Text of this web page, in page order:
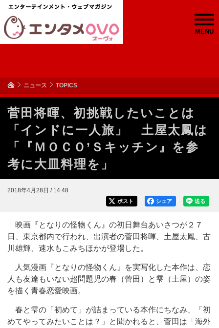
MENU
ニュース TOPICS
菅田将暉、初挑戦したいことは
「インドに一人旅」 土屋太鳳は
「『ＭＯＣＯ’Ｓキッチン』を参
考に大皿料理を」
2018年4月28日 / 14:48
送る
シェア
ポスト
映画『となりの怪物くん』の初日舞台あいさつが２７
日、東京都内で行われ、出演者の菅田将暉、土屋太鳳、古
川雄輝、速水もこみちほかが登場した。
人気漫画『となりの怪物くん』を実写化した本作は、恋
人も友達もいない超問題児の春（菅田）と雫（土屋）の姿
を描く青春恋愛映画。
春と雫の「初めて」が詰まっている本作にちなみ、「初
めてやってみたいことは？」と聞かれると、菅田は「海外